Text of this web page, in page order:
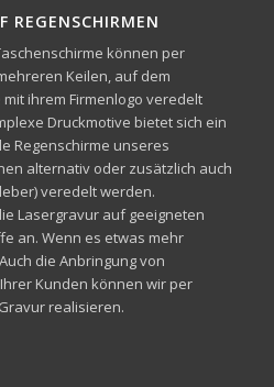
REGENSCHIRMEN
können per
Keilen, auf dem
ihrem Firmenlogo veredelt
Druckmotive bietet sich ein
Regenschirme unseres
alternativ oder zusätzlich auch
veredelt werden.
Lasergravur auf geeigneten
an. Wenn es etwas mehr
die Anbringung von
Kunden können wir per
realisieren.